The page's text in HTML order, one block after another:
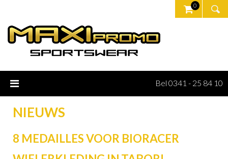
0
Bel 0341 - 25 84 10
NIEUWS
8 MEDAILLES VOOR BIORACER